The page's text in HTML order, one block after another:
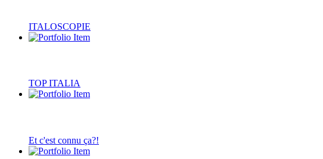
ITALOSCOPIE
TOP ITALIA
Et c'est connu ça?!